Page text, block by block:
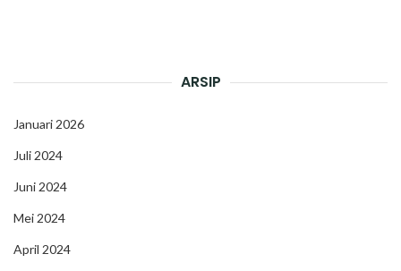
ARSIP
Januari 2026
Juli 2024
Juni 2024
Mei 2024
April 2024